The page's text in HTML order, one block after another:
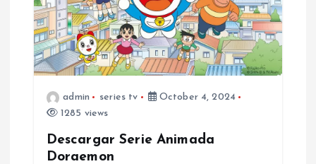
a
t
admin series tv
October 4, 2024
1285 views
Descargar Serie Animada
Doraemon